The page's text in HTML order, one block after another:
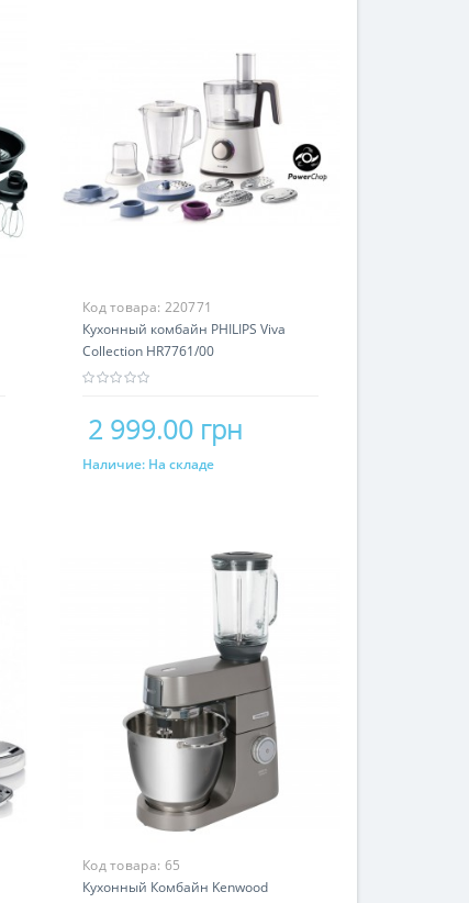
Код товара: 220771
Кухонный комбайн PHILIPS Viva
Collection HR7761/00
2 999.00 грн
Купить
Наличие: На складе
Код товара: 65
Кухонный Комбайн Kenwood